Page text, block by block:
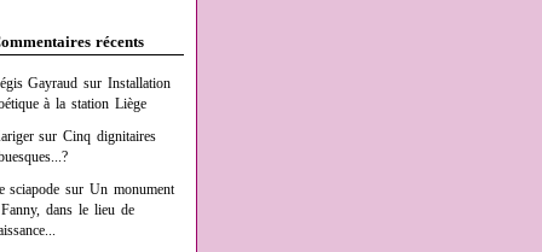
récents
Gayraud surInstallation
à la station Liège
surCinq dignitaires
sciapode surUn monument
dans le lieu de